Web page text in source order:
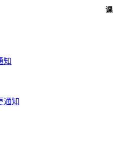
课
知
通知